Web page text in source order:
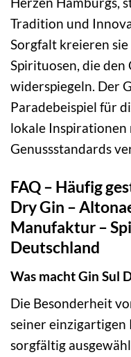
Tradition und
Sorgfalt kreieren
Spirituosen, die
widerspiegeln. Der
Paradebeispiel für
lokale Inspirationen
Genussstandards
FAQ – Häufig
Dry Gin –
Manufaktur –
Deutschland
Was macht Gin Sul
Die Besonderheit
seiner einzigartigen
sorgfältig